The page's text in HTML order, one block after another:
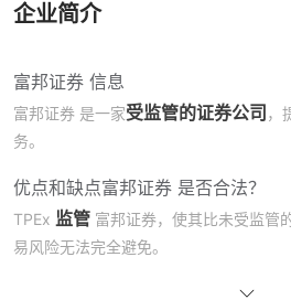
企业简介
富邦证券 信息
富邦证券 是一家受监管的证券公司 ，
务。
优点和缺点富邦证券 是否合法？
TPEx 监管 富邦证券，使其比未受监管
易风险无法完全避免。